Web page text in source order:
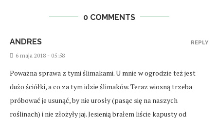
0 COMMENTS
ANDRES
6 maja 2018 - 05:58
Poważna sprawa z tymi ślimakami. U mnie w ogrodzie też jest
dużo ściółki, a co za tym idzie ślimaków. Teraz wiosną trzeba
próbować je usunąć, by nie urosły (pasąc się na naszych
roślinach) i nie złożyły jaj. Jesienią brałem liście kapusty od
REPLY